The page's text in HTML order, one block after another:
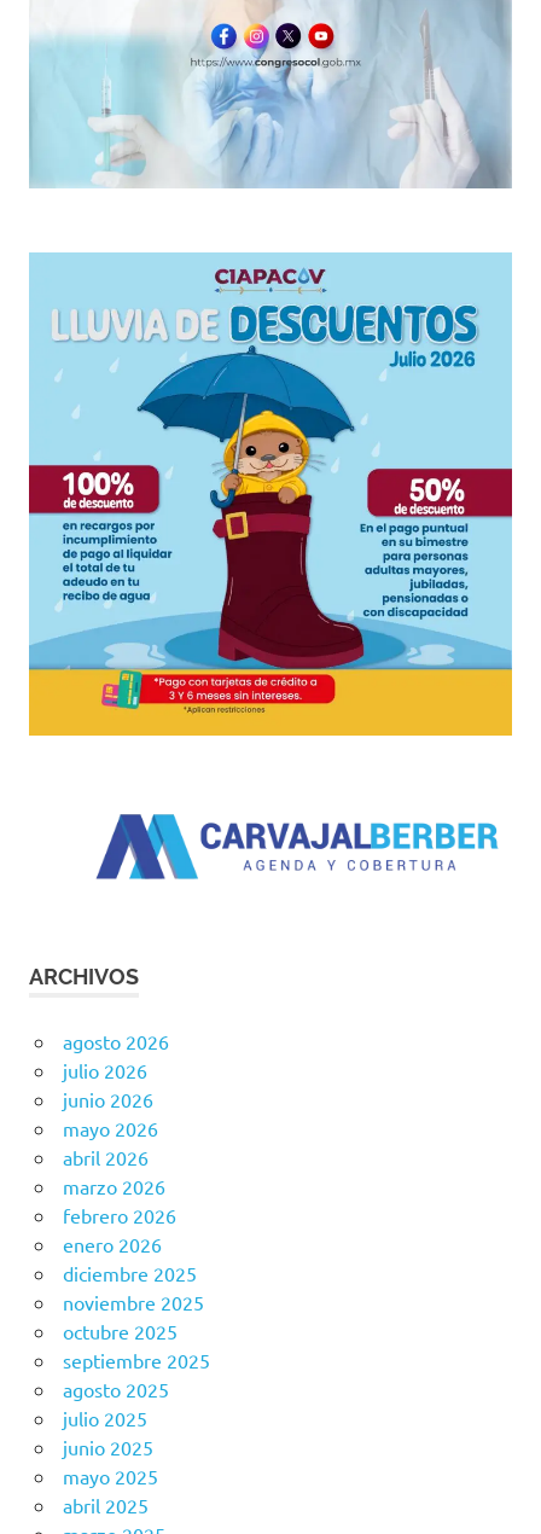
ARCHIVOS
agosto 2026
julio 2026
junio 2026
mayo 2026
abril 2026
marzo 2026
febrero 2026
enero 2026
diciembre 2025
noviembre 2025
octubre 2025
septiembre 2025
agosto 2025
julio 2025
junio 2025
mayo 2025
abril 2025